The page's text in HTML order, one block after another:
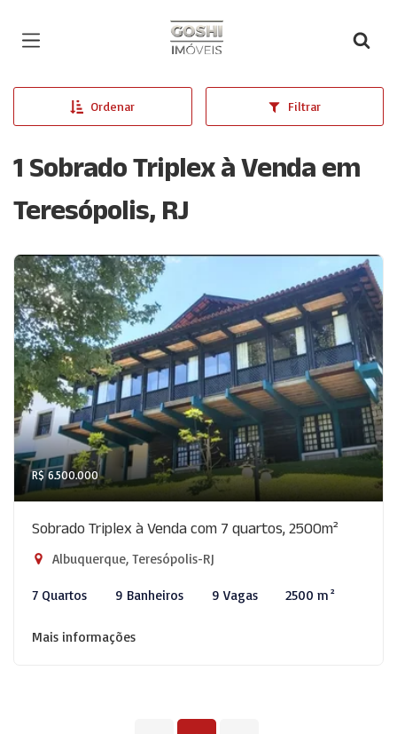
Página inicial
Ordenar Filtrar
1 Sobrado Triplex à Venda em
Teresópolis, RJ
R$ 6.500.000
Sobrado Triplex à Venda com 7 quartos, 2500m²
Albuquerque, Teresópolis-RJ
7 Quartos 9 Banheiros 9 Vagas 2500 m²
Mais informações